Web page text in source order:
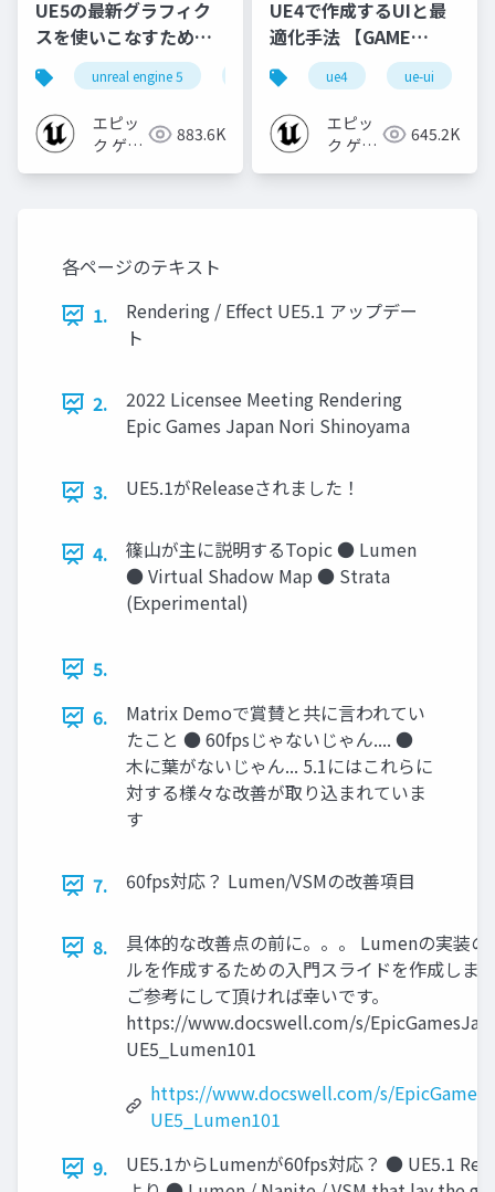
UE5の最新グラフィク
スを使いこなすための4
個の勘所
[CEDEC+KYUSHU
2023]
unreal engine 5 cedec cedec+kyushu
エピッ
ク ゲー
883.6K
UE4で作成するUIと最
適化手法 【GAME
CREATORS
CONFERENCE '20】
ue4 ue-ui
エピッ
ク ゲー
645.2K
各ページのテキスト
1.
Rendering / Effect UE5.1 アップデー
ト
2.
2022 Licensee Meeting Rendering
Epic Games Japan Nori Shinoyama
3. UE5.1がReleaseされました！
4.
篠山が主に説明するTopic ● Lumen
● Virtual Shadow Map ● Strata
(Experimental)
5.
6.
Matrix Demoで賞賛と共に言われてい
たこと ● 60fpsじゃないじゃん.... ●
木に葉がないじゃん... 5.1にはこれらに
対する様々な改善が取り込まれていま
す
7. 60fps対応？ Lumen/VSMの改善項目
8.
具体的な改善点の前に。。。 Lumenの実装の
ルを作成するための入門スライドを作成しま
ご参考にして頂ければ幸いです。
https://www.docswell.com/s/
UE5_Lumen101
https://www.docswell.com/s/
UE5_Lumen101
9.
UE5.1からLumenが60fps対応？ ● UE5.1